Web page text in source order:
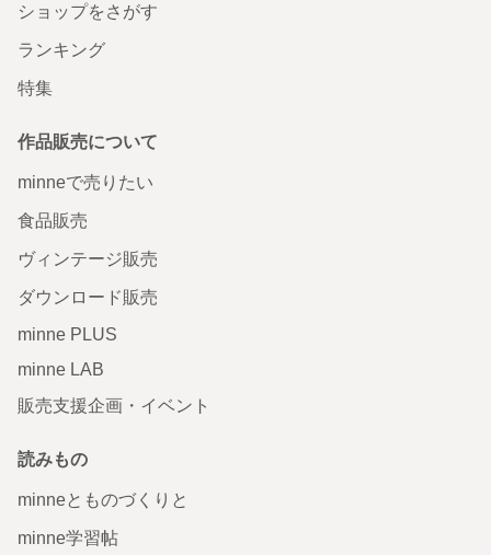
ショップをさがす
ランキング
特集
作品販売について
minneで売りたい
食品販売
ヴィンテージ販売
ダウンロード販売
minne PLUS
minne LAB
販売支援企画・イベント
読みもの
minneとものづくりと
minne学習帖